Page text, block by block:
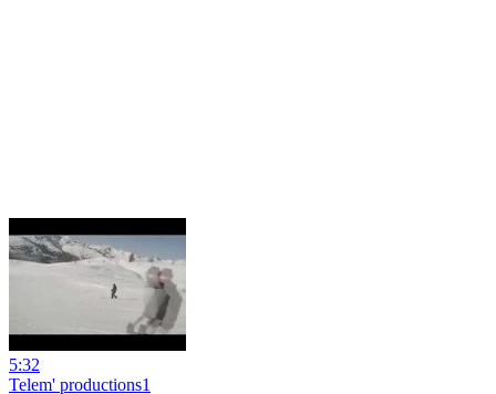
5:32
Telem' productions1